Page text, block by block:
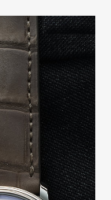
tw